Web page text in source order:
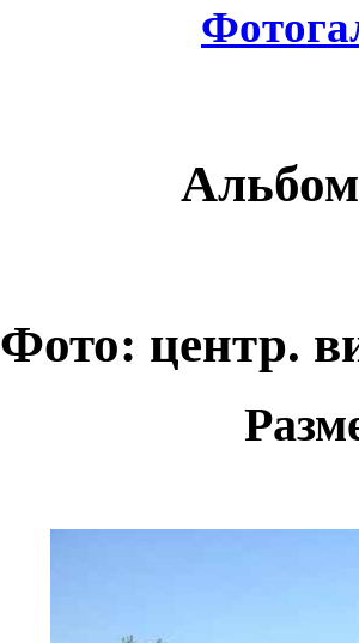
Фото: центр.